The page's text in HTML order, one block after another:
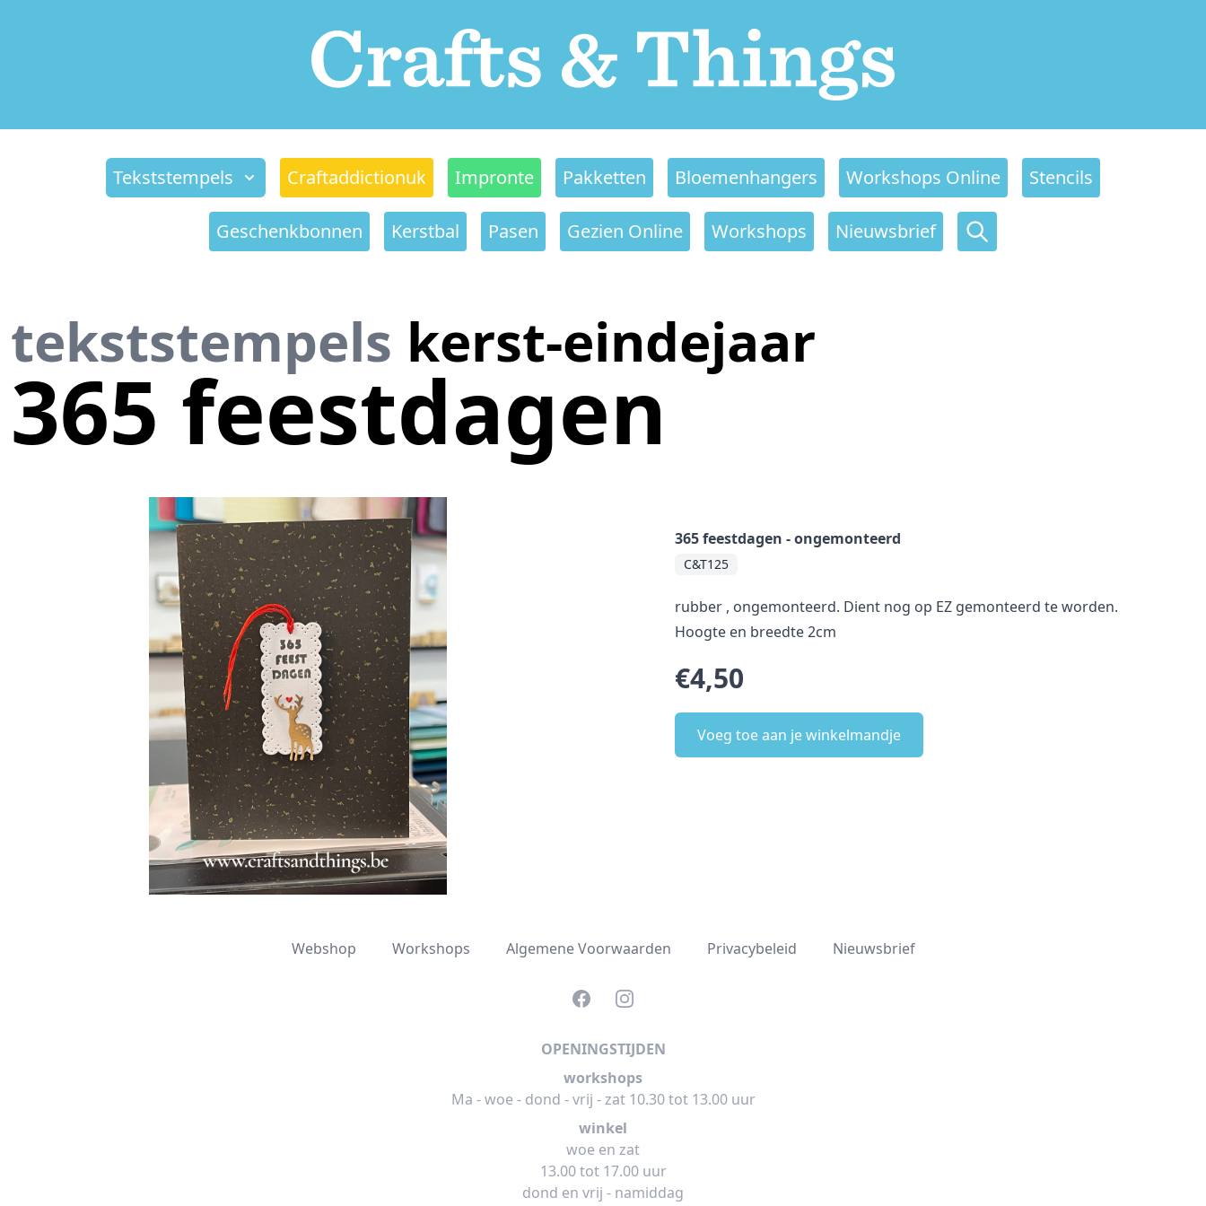
Tekststempels Craftaddictionuk Impronte Pakketten Bloemenhangers Workshops Online Stencils
Geschenkbonnen Kerstbal Pasen Gezien Online Workshops Nieuwsbrief
tekststempels kerst-eindejaar
365 feestdagen
365 feestdagen - ongemonteerd
C&T125
rubber , ongemonteerd. Dient nog op EZ gemonteerd te worden.
Hoogte en breedte 2cm
€4,50
Voeg toe aan je winkelmandje
Webshop Workshops Algemene Voorwaarden Privacybeleid Nieuwsbrief
FacebookInstagram
OPENINGSTIJDEN
workshops
Ma - woe - dond - vrij - zat 10.30 tot 13.00 uur
winkel
woe en zat
13.00 tot 17.00 uur
dond en vrij - namiddag